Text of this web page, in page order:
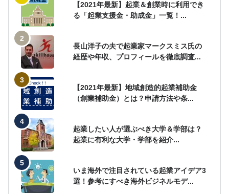
【2021年最新】起業＆創業時に利用でき
る「起業支援金・助成金」一覧！...
長山洋子の夫で起業家マークスミス氏の
経歴や年収、プロフィールを徹底調査...
【2021年最新】地域創造的起業補助金
（創業補助金）とは？申請方法や条...
起業したい人が選ぶべき大学＆学部は？
起業に有利な大学・学部を紹介...
いま海外で注目されている起業アイデア3
選！参考にすべき海外ビジネルモデ...